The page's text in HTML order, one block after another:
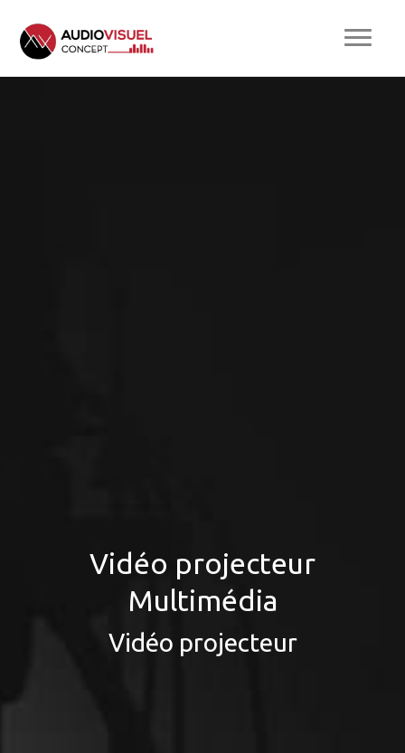
Vidéo projecteur
Multimédia
Vidéo projecteur